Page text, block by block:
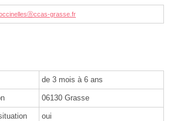
grasse.fr
de 3 mois à 6 ans
06130 Grasse
oui